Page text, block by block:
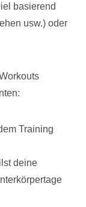
basierend
usw.) oder
Training
deine